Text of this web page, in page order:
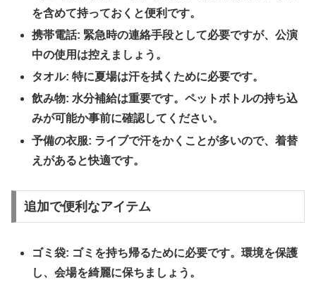
を含めて持っておくと便利です。
携帯電話: 緊急時の連絡手段として必要ですが、公演
中の使用は控えましょう。
タオル: 特に夏場は汗を拭くために必要です。
飲み物: 水分補給は重要です。ペットボトルの持ち込
みが可能か事前に確認してください。
予備の衣服: ライブで汗をかくことが多いので、着替
えがあると快適です。
追加で便利なアイテム
ゴミ袋: ゴミを持ち帰るために必要です。環境を保護
し、会場を綺麗に保ちましょう。